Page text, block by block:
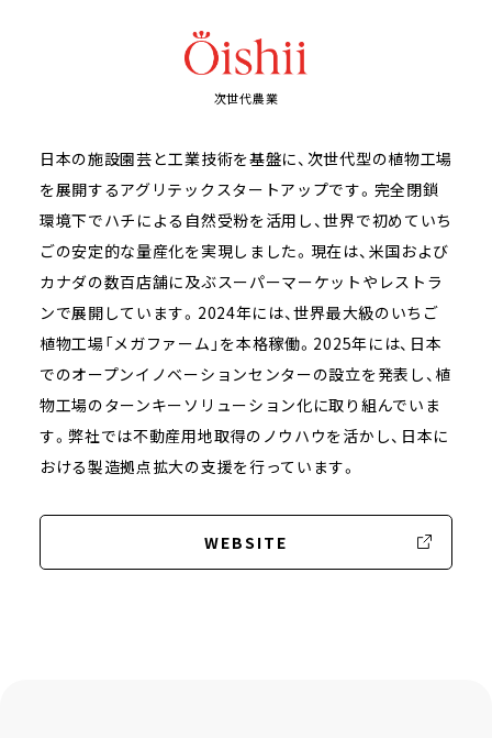
次世代農業
日本の施設園芸と工業技術を基盤に、次世代型の植物工場
を展開するアグリテックスタートアップです。完全閉鎖
環境下でハチによる自然受粉を活用し、世界で初めていち
ごの安定的な量産化を実現しました。現在は、米国および
カナダの数百店舗に及ぶスーパーマーケットやレストラ
ンで展開しています。2024年には、世界最大級のいちご
植物工場「メガファーム」を本格稼働。2025年には、日本
でのオープンイノベーションセンターの設立を発表し、植
物工場のターンキーソリューション化に取り組んでいま
す。弊社では不動産用地取得のノウハウを活かし、日本に
おける製造拠点拡大の支援を行っています。
WEBSITE